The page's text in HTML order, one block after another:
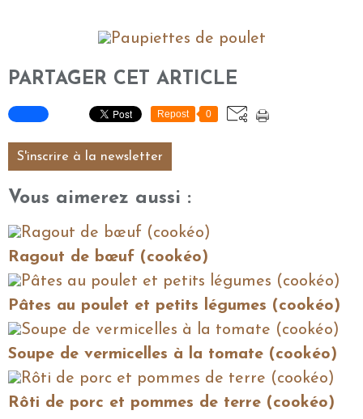
PARTAGER CET ARTICLE
Repost 0
S'inscrire à la newsletter
Vous aimerez aussi :
Ragout de bœuf (cookéo)
Pâtes au poulet et petits légumes (cookéo)
Soupe de vermicelles à la tomate (cookéo)
Rôti de porc et pommes de terre (cookéo)